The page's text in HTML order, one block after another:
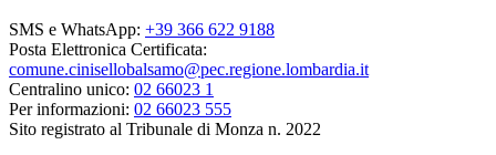
SMS e WhatsApp: +39 366 622 9188
Posta Elettronica Certificata:
comune.cinisellobalsamo@pec.regione.lombardia.it
Centralino unico: 02 66023 1
Per informazioni: 02 66023 555
Sito registrato al Tribunale di Monza n. 2022